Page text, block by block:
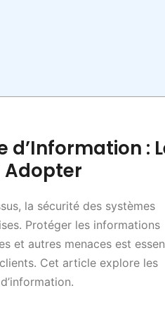
d’Information :
Adopter
la sécurité des systèmes
Protéger les informations
et autres menaces est
Cet article explore les